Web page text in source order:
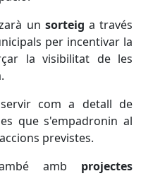
un sorteig a través
per incentivar la
la visibilitat de les
com a detall de
que s'empadronin al
previstes.
amb projectes